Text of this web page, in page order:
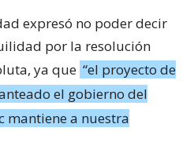
expresó no poder decir
por la resolución
ya que “el proyecto de
el gobierno del
mantiene a nuestra